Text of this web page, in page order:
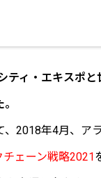
ティ・エキスポ
2018年4月、ア
チェーン戦略2021